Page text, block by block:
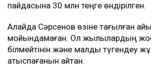
пайдасына 30 млн теңге өндірілген.
Алайда Сәрсенов өзіне тағылған
мойындамаған. Ол жылқылардың
білмейтінін және малды түгендеу
қатыспағанын айтқан.